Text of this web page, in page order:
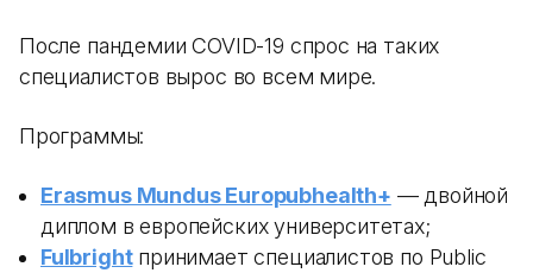
После пандемии COVID-19 спрос на таких
специалистов вырос во всем мире.
Программы:
Erasmus Mundus Europubhealth+ — двойной
диплом в европейских университетах;
Fulbrightпринимает специалистов по Public